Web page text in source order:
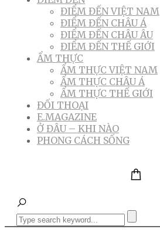
ĐIỂM ĐẾN VIỆT NAM
ĐIỂM ĐẾN CHÂU Á
ĐIỂM ĐẾN CHÂU ÂU
ĐIỂM ĐẾN THẾ GIỚI
ẨM THỰC
ẨM THỰC VIỆT NAM
ẨM THỰC CHÂU Á
ẨM THỰC THẾ GIỚI
ĐỐI THOẠI
E.MAGAZINE
Ở ĐÂU – KHI NÀO
PHONG CÁCH SỐNG